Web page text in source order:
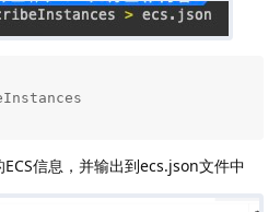
信息，并输出到ecs.json文件中